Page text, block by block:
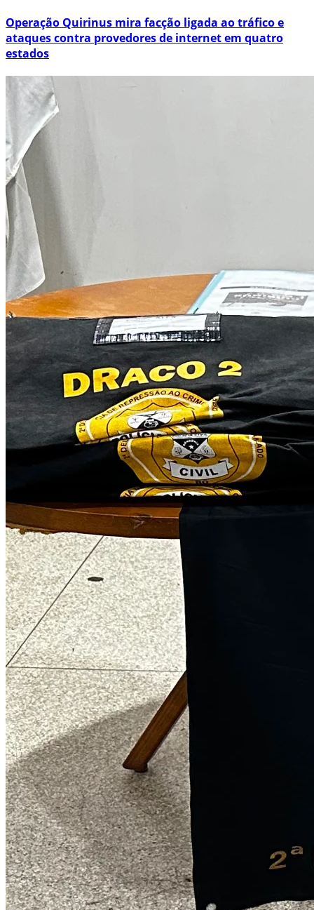
Operação Quirinus mira facção ligada ao tráfico e
ataques contra provedores de internet em quatro
estados